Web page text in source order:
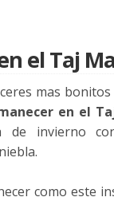
el Taj
mas
en el
de invierno
como este